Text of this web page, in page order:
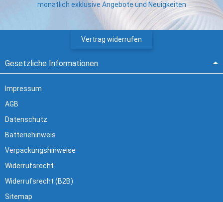
monatlich exklusive Angebote und Neuigkeiten
Vertrag widerrufen
Gesetzliche Informationen
Impressum
AGB
Datenschutz
Batteriehinweis
Verpackungshinweise
Widerrufsrecht
Widerrufsrecht (B2B)
Sitemap